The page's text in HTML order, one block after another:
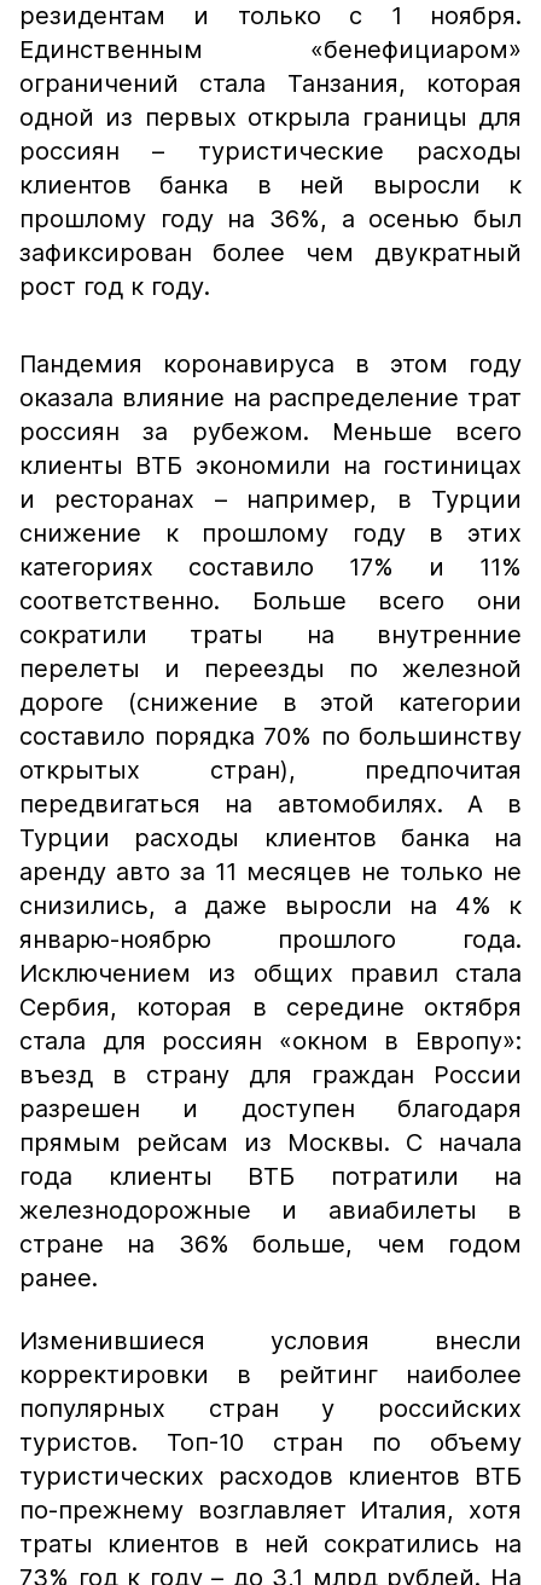
резидентам и только с 1 ноября.
Единственным «бенефициаром»
ограничений стала Танзания, которая
одной из первых открыла границы для
россиян – туристические расходы
клиентов банка в ней выросли к
прошлому году на 36%, а осенью был
зафиксирован более чем двукратный
рост год к году.
Пандемия коронавируса в этом году
оказала влияние на распределение трат
россиян за рубежом. Меньше всего
клиенты ВТБ экономили на гостиницах
и ресторанах – например, в Турции
снижение к прошлому году в этих
категориях составило 17% и 11%
соответственно. Больше всего они
сократили траты на внутренние
перелеты и переезды по железной
дороге (снижение в этой категории
составило порядка 70% по большинству
открытых стран), предпочитая
передвигаться на автомобилях. А в
Турции расходы клиентов банка на
аренду авто за 11 месяцев не только не
снизились, а даже выросли на 4% к
январю-ноябрю прошлого года.
Исключением из общих правил стала
Сербия, которая в середине октября
стала для россиян «окном в Европу»:
въезд в страну для граждан России
разрешен и доступен благодаря
прямым рейсам из Москвы. С начала
года клиенты ВТБ потратили на
железнодорожные и авиабилеты в
стране на 36% больше, чем годом
ранее.
Изменившиеся условия внесли
корректировки в рейтинг наиболее
популярных стран у российских
туристов. Топ-10 стран по объему
туристических расходов клиентов ВТБ
по-прежнему возглавляет Италия, хотя
траты клиентов в ней сократились на
73% год к году – до 3,1 млрд рублей. На